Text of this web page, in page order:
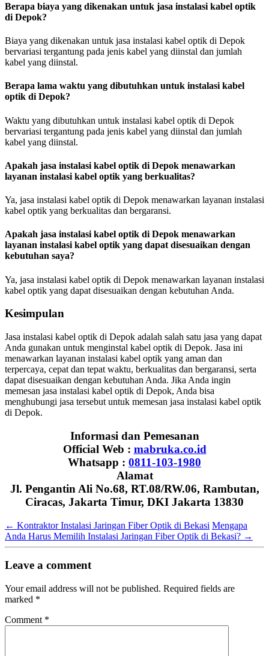
Berapa biaya yang dikenakan untuk jasa instalasi kabel optik
di Depok?
Biaya yang dikenakan untuk jasa instalasi kabel optik di Depok
bervariasi tergantung pada jenis kabel yang diinstal dan jumlah
kabel yang diinstal.
Berapa lama waktu yang dibutuhkan untuk instalasi kabel
optik di Depok?
Waktu yang dibutuhkan untuk instalasi kabel optik di Depok
bervariasi tergantung pada jenis kabel yang diinstal dan jumlah
kabel yang diinstal.
Apakah jasa instalasi kabel optik di Depok menawarkan
layanan instalasi kabel optik yang berkualitas?
Ya, jasa instalasi kabel optik di Depok menawarkan layanan instalasi
kabel optik yang berkualitas dan bergaransi.
Apakah jasa instalasi kabel optik di Depok menawarkan
layanan instalasi kabel optik yang dapat disesuaikan dengan
kebutuhan saya?
Ya, jasa instalasi kabel optik di Depok menawarkan layanan instalasi
kabel optik yang dapat disesuaikan dengan kebutuhan Anda.
Kesimpulan
Jasa instalasi kabel optik di Depok adalah salah satu jasa yang dapat
Anda gunakan untuk menginstal kabel optik di Depok. Jasa ini
menawarkan layanan instalasi kabel optik yang aman dan
terpercaya, cepat dan tepat waktu, berkualitas dan bergaransi, serta
dapat disesuaikan dengan kebutuhan Anda. Jika Anda ingin
memesan jasa instalasi kabel optik di Depok, Anda bisa
menghubungi jasa tersebut untuk memesan jasa instalasi kabel optik
di Depok.
Informasi dan Pemesanan
Official Web : mabruka.co.id
Whatsapp : 0811-103-1980
Alamat
Jl. Pengantin Ali No.68, RT.08/RW.06, Rambutan,
Ciracas, Jakarta Timur, DKI Jakarta 13830
← Kontraktor Instalasi Jaringan Fiber Optik di Bekasi Mengapa
Anda Harus Memilih Instalasi Jaringan Fiber Optik di Bekasi? →
Leave a comment
Your email address will not be published. Required fields are
marked *
Comment *